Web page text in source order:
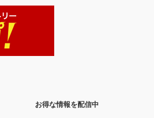
お得な情報を配信中